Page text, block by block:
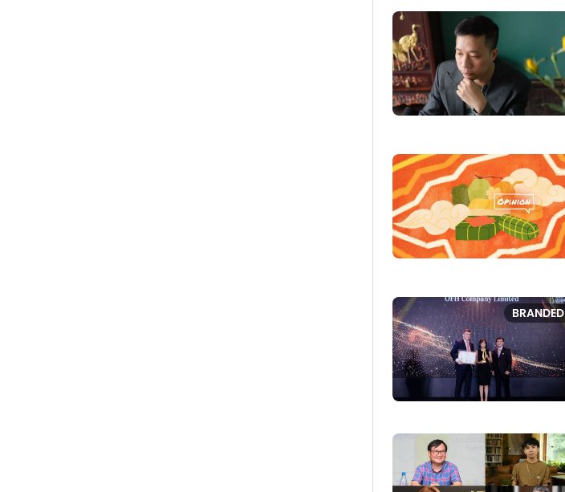
BRANDED